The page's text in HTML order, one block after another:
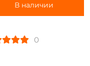
В наличии
0